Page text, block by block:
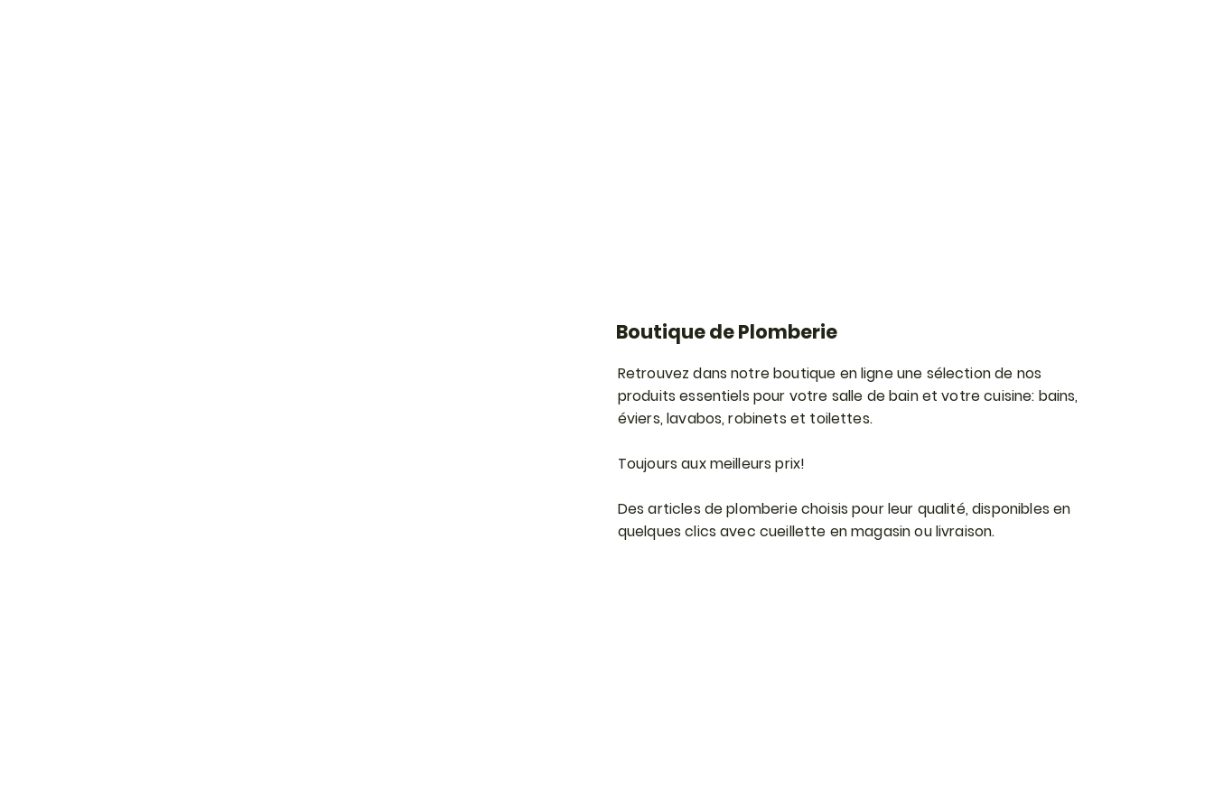
Boutique de Plomberie
Retrouvez dans notre boutique en ligne une sélection de nos
produits essentiels pour votre salle de bain et votre cuisine: bains,
éviers, lavabos, robinets et toilettes.
Toujours aux meilleurs prix!
Des articles de plomberie choisis pour leur qualité, disponibles en
quelques clics avec cueillette en magasin ou livraison.